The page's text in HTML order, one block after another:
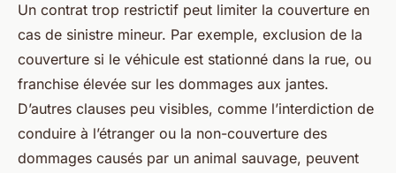
Un contrat trop restrictif peut limiter la couverture en
cas de sinistre mineur. Par exemple, exclusion de la
couverture si le véhicule est stationné dans la rue, ou
franchise élevée sur les dommages aux jantes.
D’autres clauses peu visibles, comme l’interdiction de
conduire à l’étranger ou la non-couverture des
dommages causés par un animal sauvage, peuvent